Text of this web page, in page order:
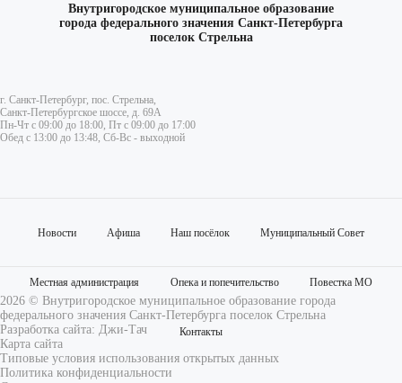
Внутригородское муниципальное образование
города федерального значения Санкт-Петербурга
поселок Стрельна
г. Санкт-Петербург, пос. Стрельна,
Санкт-Петербургское шоссе, д. 69А
Пн-Чт с 09:00 до 18:00, Пт с 09:00 до 17:00
Обед с 13:00 до 13:48, Сб-Вс - выходной
Новости Афиша Наш посёлок Муниципальный Совет
Местная администрация Опека и попечительство Повестка МО
Контакты
2026 © Внутригородское муниципальное образование города
федерального значения Санкт-Петербурга поселок Стрельна
Разработка сайта: Джи-Тач
Карта сайта
Типовые условия использования открытых данных
Политика конфиденциальности